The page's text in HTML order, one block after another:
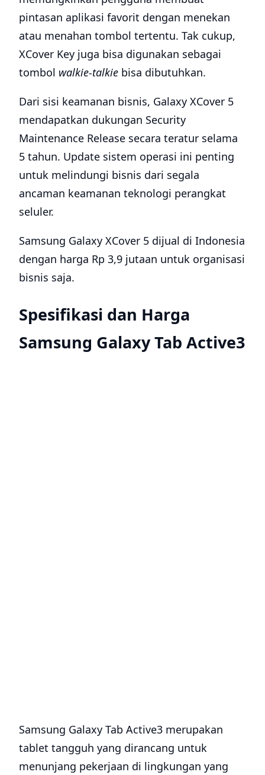
pintasan aplikasi favorit dengan menekan
atau menahan tombol tertentu. Tak cukup,
XCover Key juga bisa digunakan sebagai
tombol walkie-talkie bisa dibutuhkan.
Dari sisi keamanan bisnis, Galaxy XCover 5
mendapatkan dukungan Security
Maintenance Release secara teratur selama
5 tahun. Update sistem operasi ini penting
untuk melindungi bisnis dari segala
ancaman keamanan teknologi perangkat
seluler.
Samsung Galaxy XCover 5 dijual di Indonesia
dengan harga Rp 3,9 jutaan untuk organisasi
bisnis saja.
Spesifikasi dan Harga
Samsung Galaxy Tab Active3
Samsung Galaxy Tab Active3 merupakan
tablet tangguh yang dirancang untuk
menunjang pekerjaan di lingkungan yang